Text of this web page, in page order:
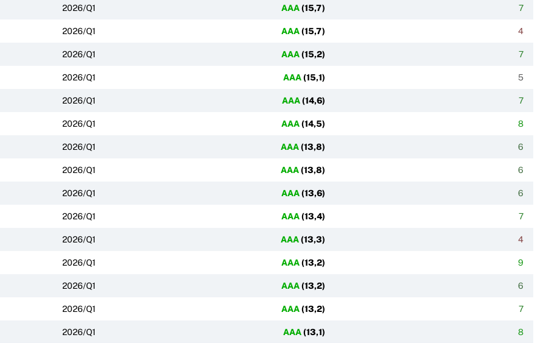
2026/Q1 AAA(15,7) 7
2026/Q1 AAA(15,7) 4
2026/Q1 AAA(15,2) 7
2026/Q1 AAA(15,1) 5
2026/Q1 AAA(14,6) 7
2026/Q1 AAA(14,5) 8
2026/Q1 AAA(13,8) 6
2026/Q1 AAA(13,8) 6
2026/Q1 AAA(13,6) 6
2026/Q1 AAA(13,4) 7
2026/Q1 AAA(13,3) 4
2026/Q1 AAA(13,2) 9
2026/Q1 AAA(13,2) 6
2026/Q1 AAA(13,2) 7
2026/Q1 AAA(13,1) 8